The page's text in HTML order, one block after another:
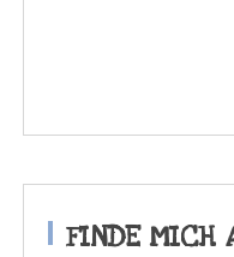
FINDE MICH